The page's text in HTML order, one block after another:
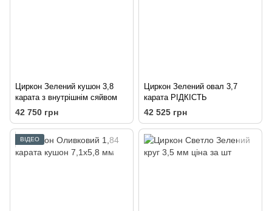
Циркон Зелений кушон 3,8
карата з внутрішнім сяйвом
42 750 грн
Циркон Зелений овал 3,7
карата РІДКІСТЬ
42 525 грн
ВІДЕО